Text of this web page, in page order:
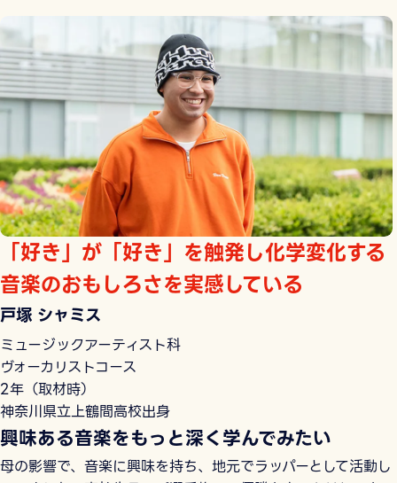
「好き」が「好き」を触発し化学変化する
音楽のおもしろさを実感している
戸塚 シャミス
ミュージックアーティスト科
ヴォーカリストコース
2年（取材時）
神奈川県立上鶴間高校出身
興味ある音楽をもっと深く学んでみたい
母の影響で、音楽に興味を持ち、地元でラッパーとして活動し